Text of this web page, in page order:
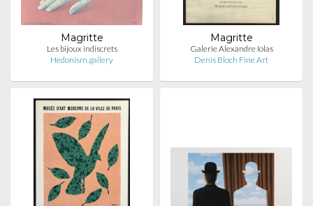
Magritte
Les bijoux indiscrets
Hedonism.gallery
Magritte
Galerie Alexandre Iolas
Denis Bloch Fine Art